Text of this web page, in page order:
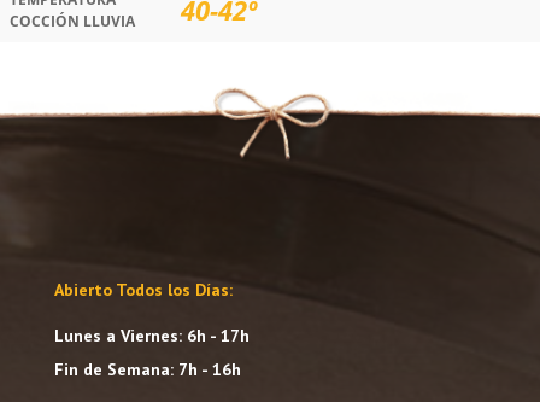
COCCIÓN LLUVIA
40-42º
Abierto Todos los Días:
Lunes a Viernes: 6h - 17h
Fin de Semana: 7h - 16h